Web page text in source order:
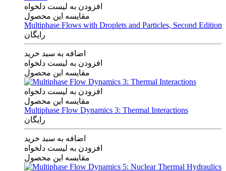
افزودن به لیست دلخواه
مقایسه این محصول
Multiphase Flows with Droplets and Particles, Second Edition
رایگان
اضافه به سبد خرید
افزودن به لیست دلخواه
مقایسه این محصول
افزودن به لیست دلخواه
مقایسه این محصول
Multiphase Flow Dynamics 3: Thermal Interactions
رایگان
اضافه به سبد خرید
افزودن به لیست دلخواه
مقایسه این محصول